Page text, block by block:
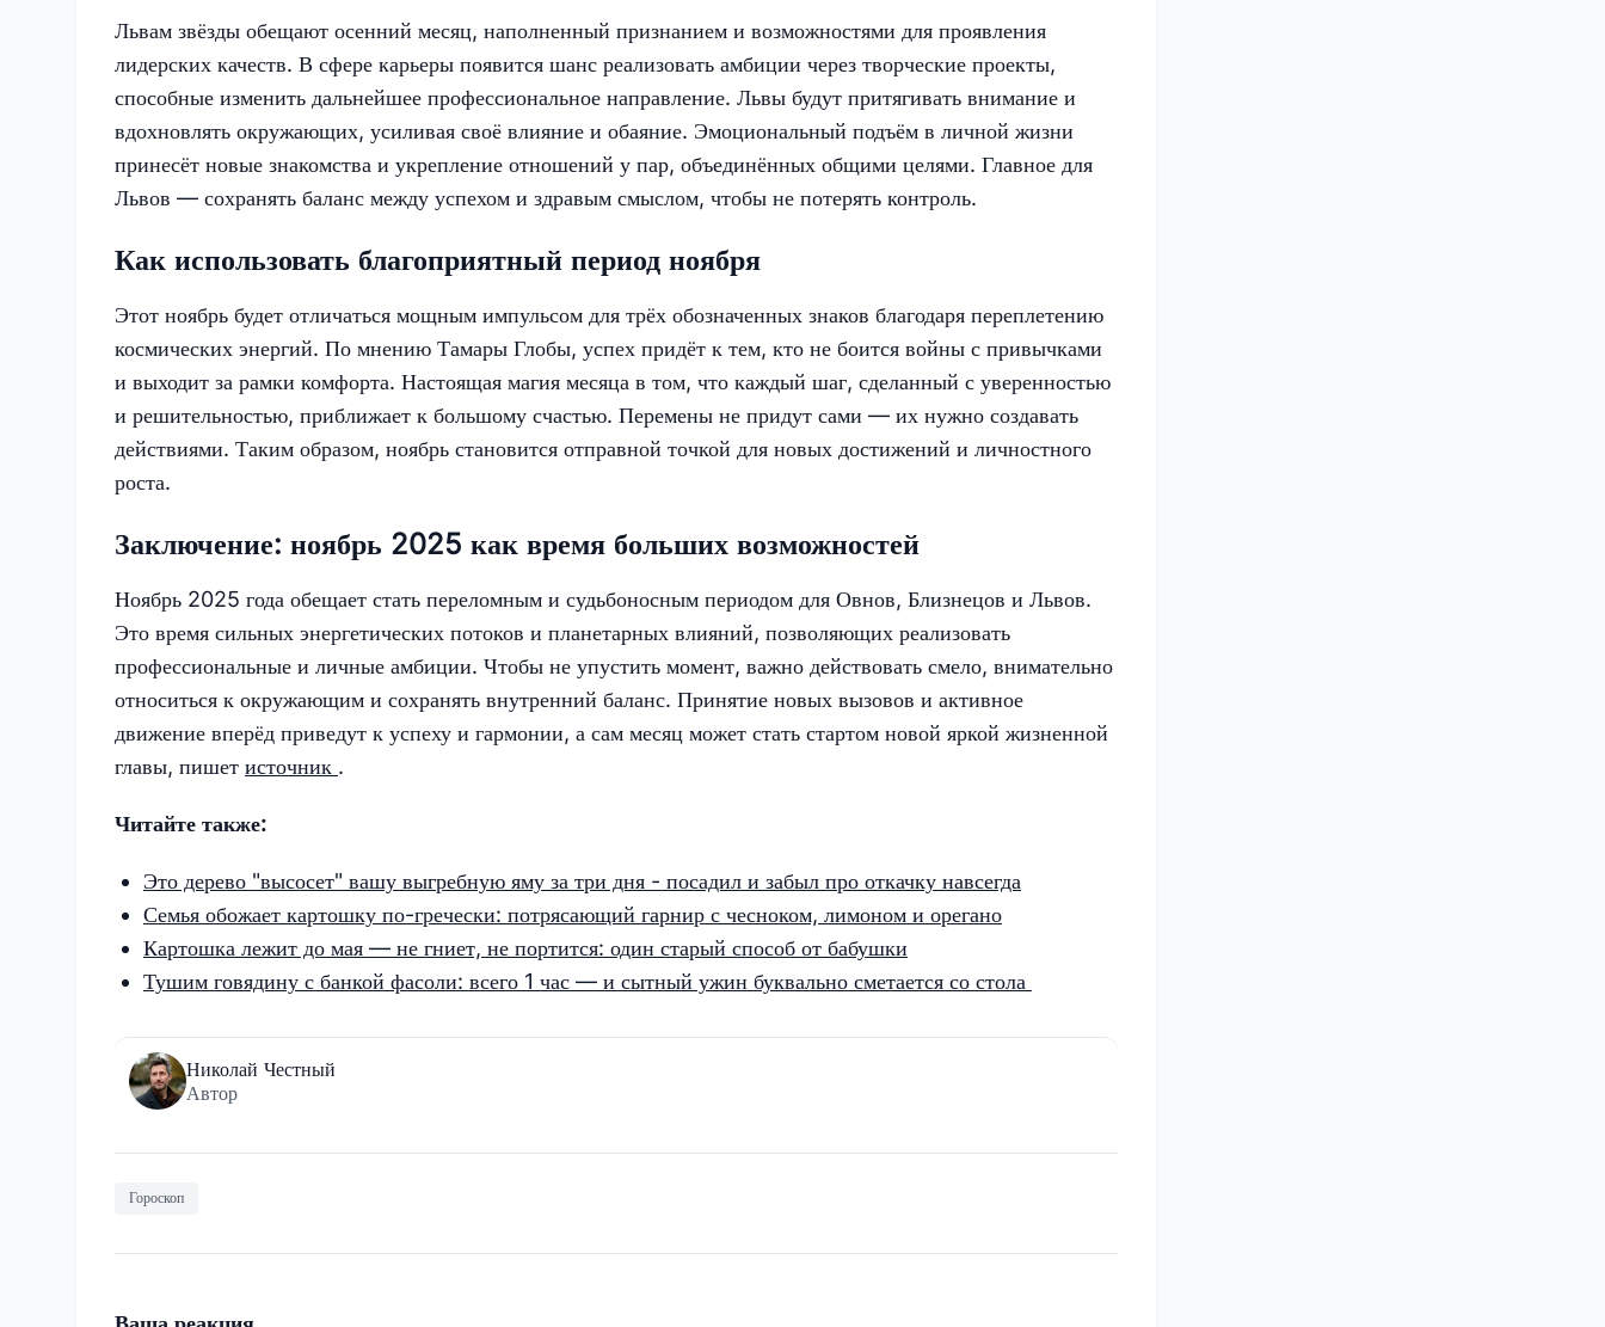
Львам звёзды обещают осенний месяц, наполненный признанием и возможностями для проявления
лидерских качеств. В сфере карьеры появится шанс реализовать амбиции через творческие проекты,
способные изменить дальнейшее профессиональное направление. Львы будут притягивать внимание и
вдохновлять окружающих, усиливая своё влияние и обаяние. Эмоциональный подъём в личной жизни
принесёт новые знакомства и укрепление отношений у пар, объединённых общими целями. Главное для
Львов — сохранять баланс между успехом и здравым смыслом, чтобы не потерять контроль.
Как использовать благоприятный период ноября
Этот ноябрь будет отличаться мощным импульсом для трёх обозначенных знаков благодаря переплетению
космических энергий. По мнению Тамары Глобы, успех придёт к тем, кто не боится войны с привычками
и выходит за рамки комфорта. Настоящая магия месяца в том, что каждый шаг, сделанный с уверенностью
и решительностью, приближает к большому счастью. Перемены не придут сами — их нужно создавать
действиями. Таким образом, ноябрь становится отправной точкой для новых достижений и личностного
роста.
Заключение: ноябрь 2025 как время больших возможностей
Ноябрь 2025 года обещает стать переломным и судьбоносным периодом для Овнов, Близнецов и Львов.
Это время сильных энергетических потоков и планетарных влияний, позволяющих реализовать
профессиональные и личные амбиции. Чтобы не упустить момент, важно действовать смело, внимательно
относиться к окружающим и сохранять внутренний баланс. Принятие новых вызовов и активное
движение вперёд приведут к успеху и гармонии, а сам месяц может стать стартом новой яркой жизненной
главы, пишет источник .
Читайте также:
Это дерево "высосет" вашу выгребную яму за три дня - посадил и забыл про откачку навсегда
Семья обожает картошку по-гречески: потрясающий гарнир с чесноком, лимоном и орегано
Картошка лежит до мая — не гниет, не портится: один старый способ от бабушки
Тушим говядину с банкой фасоли: всего 1 час — и сытный ужин буквально сметается со стола
Николай Честный
Автор
Гороскоп